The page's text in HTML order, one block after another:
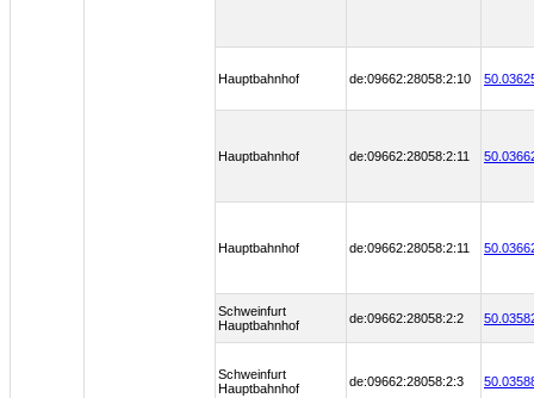
Hauptbahnhof de:09662:28058:2:10
Hauptbahnhof de:09662:28058:2:11
Hauptbahnhof de:09662:28058:2:11
Schweinfurt
Hauptbahnhof
de:09662:28058:2:2
Schweinfurt
Hauptbahnhof
de:09662:28058:2:3